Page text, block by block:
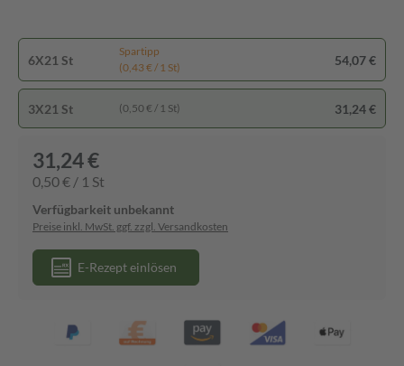
6X21 St
Spartipp
(0,43 € / 1 St)
54,07 €
3X21 St (0,50 € / 1 St) 31,24 €
31,24 €
0,50 € / 1 St
Verfügbarkeit unbekannt
Preise inkl. MwSt. ggf. zzgl. Versandkosten
E-Rezept einlösen